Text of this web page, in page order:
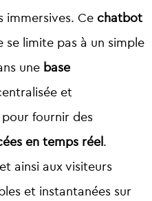
immersives. Ce chatbot
se limite pas à un simple
une base
et
fournir des
en temps réel .
ainsi aux visiteurs
et instantanées sur